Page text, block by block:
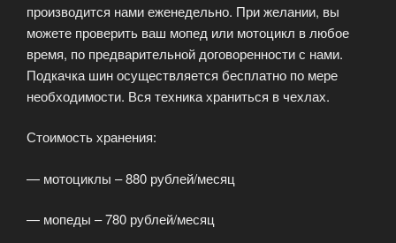
производится нами еженедельно. При желании, вы
можете проверить ваш мопед или мотоцикл в любое
время, по предварительной договоренности с нами.
Подкачка шин осуществляется бесплатно по мере
необходимости. Вся техника храниться в чехлах.
Стоимость хранения:
— мотоциклы – 880 рублей/месяц
— мопеды – 780 рублей/месяц